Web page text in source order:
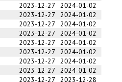
2023-12-27
2024-01-02
2023-12-27
2024-01-02
2023-12-27
2024-01-02
2023-12-27
2024-01-02
2023-12-27
2024-01-02
2023-12-27
2024-01-02
2023-12-27
2024-01-02
2023-12-27
2024-01-02
2023-12-27
2023-12-28